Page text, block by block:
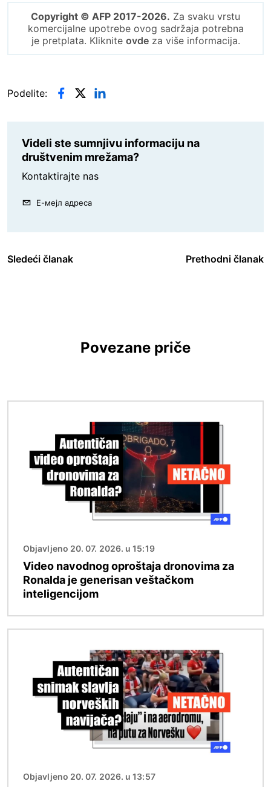
Copyright © AFP 2017-2026. Za svaku vrstu
komercijalne upotrebe ovog sadržaja potrebna
je pretplata. Kliknite ovdeza više informacija.
Podelite:
Videli ste sumnjivu informaciju na
društvenim mrežama?
Kontaktirajte nas
Е-мејл адреса
Sledeći članak Prethodni članak
Povezane priče
Objavljeno 20. 07. 2026. u 15:19
Video navodnog oproštaja dronovima za
Ronalda je generisan veštačkom
inteligencijom
Objavljeno 20. 07. 2026. u 13:57